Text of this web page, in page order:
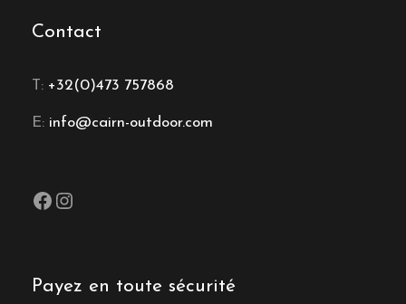
Contact
T: +32(0)473 757868
E: info@cairn-outdoor.com
Facebook Instagram
Payez en toute sécurité